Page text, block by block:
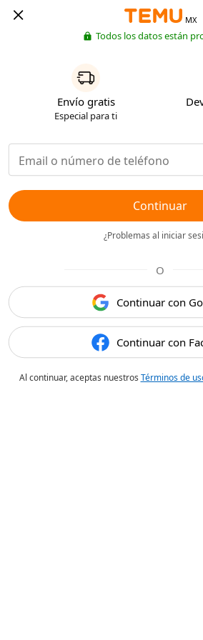
MX
Todos los datos están
Envío gratis
Especial para ti
Continuar
¿Problemas al iniciar
O
Continuar con
Continuar con
Al continuar, aceptas nuestros Términos de